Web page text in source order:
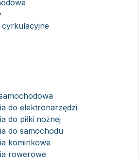
do elektronarzędzi
do piłki nożnej
do samochodu
kominkowe
rowerowe